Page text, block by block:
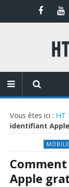
Vous êtes ici : HT
identifiant
MOBILE
Apple